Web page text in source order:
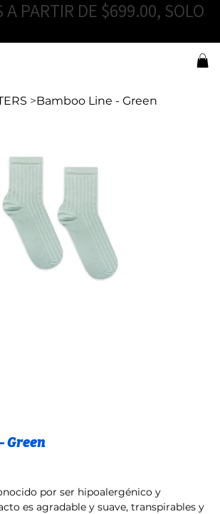
A PARTIR DE $699.00, SOLO
>Bamboo Line - Green
Green
por ser hipoalergénico y
es agradable y suave, transpirables y